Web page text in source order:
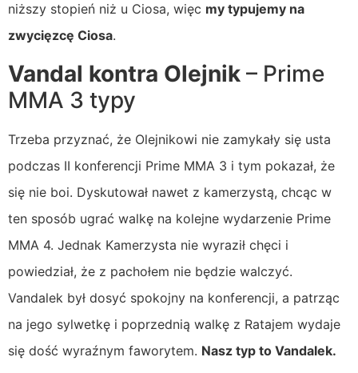
niższy stopień niż u Ciosa, więc my typujemy na
zwycięzcę Ciosa.
Vandal kontra Olejnik – Prime
MMA 3 typy
Trzeba przyznać, że Olejnikowi nie zamykały się usta
podczas II konferencji Prime MMA 3 i tym pokazał, że
się nie boi. Dyskutował nawet z kamerzystą, chcąc w
ten sposób ugrać walkę na kolejne wydarzenie Prime
MMA 4. Jednak Kamerzysta nie wyraził chęci i
powiedział, że z pachołem nie będzie walczyć.
Vandalek był dosyć spokojny na konferencji, a patrząc
na jego sylwetkę i poprzednią walkę z Ratajem wydaje
się dość wyraźnym faworytem. Nasz typ to Vandalek.